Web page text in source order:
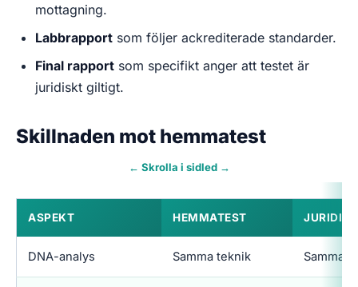
mottagning.
Labbrapport som följer ackrediterade standarder.
Final rapport som specifikt anger att testet är
juridiskt giltigt.
Skillnaden mot hemmatest
← Skrolla i sidled →
ASPEKT HEMMATEST
DNA-analys Samma teknik Samma